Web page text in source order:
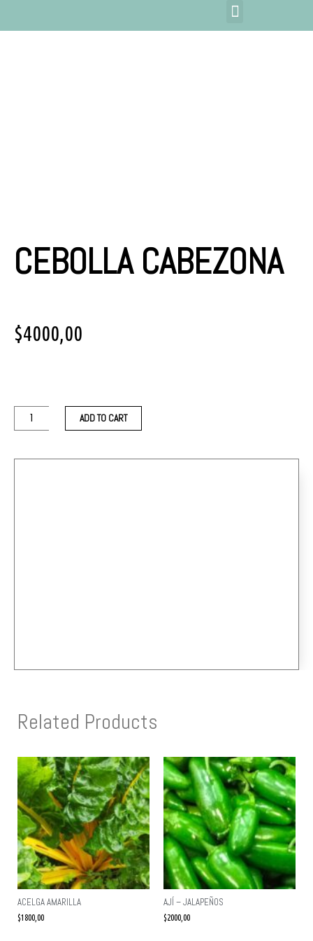
CEBOLLA CABEZONA
$4000,00
ADD TO CART
Related Products
ACELGA AMARILLA
$1800,00
AJÍ – JALAPEÑOS
$2000,00